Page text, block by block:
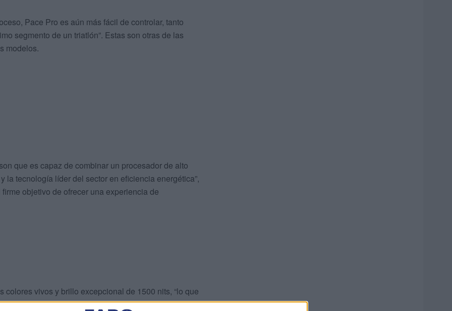
Pace Pro es aún más fácil de controlar, tanto
segmento de un triatlón”. Estas son otras de las
modelos.
que es capaz de combinar un procesador de alto
la tecnología líder del sector en eficiencia energética”,
objetivo de ofrecer una experiencia de
vivos y brillo excepcional de 1500 nits, “lo que
tanto si estás a plena luz del día como si te